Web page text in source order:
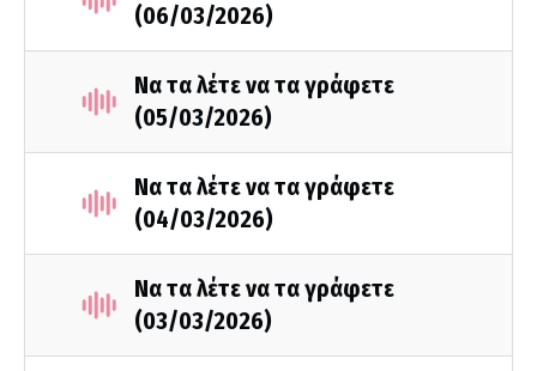
(06/03/2026)
Να τα λέτε να τα γράφετε
(05/03/2026)
Να τα λέτε να τα γράφετε
(04/03/2026)
Να τα λέτε να τα γράφετε
(03/03/2026)